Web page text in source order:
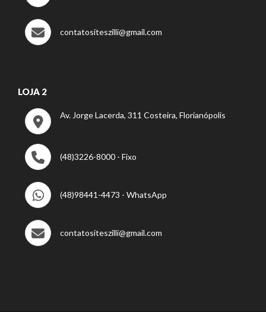
contatositeszilli@gmail.com
LOJA 2
Av. Jorge Lacerda, 311 Costeira, Florianópolis
(48)3226-8000 - Fixo
(48)98441-4473 - WhatsApp
contatositeszilli@gmail.com